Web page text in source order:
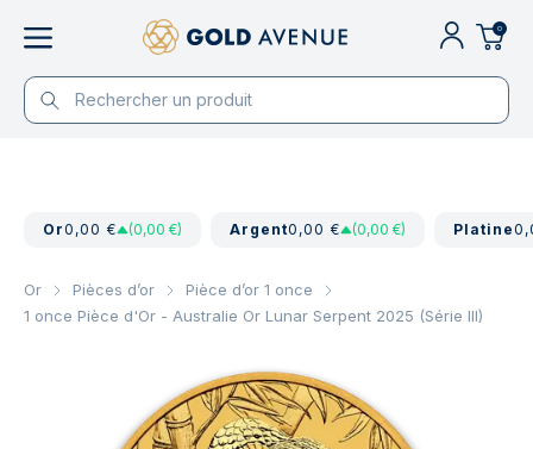
0
Or0,00 € (0,00 €) Argent0,00 € (0,00 €) Platine
Or Pièces d’or
Pièce d’or 1 once
1 once Pièce d'Or - Australie Or Lunar Serpent 2025 (Série III)